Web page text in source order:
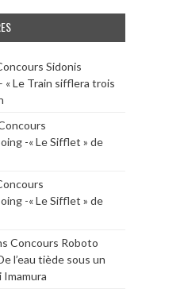
Sidonis
Le Train sifflera trois
-« Le Sifflet » de
-« Le Sifflet » de
Concours Roboto
l’eau tiède sous un
Imamura